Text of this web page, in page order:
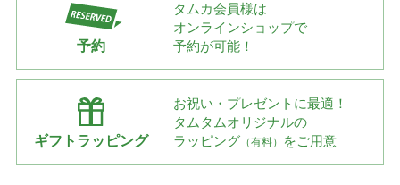
予約
タムカ会員様は
オンラインショップで
予約が可能！
ギフトラッピング
お祝い・プレゼントに最適！
タムタムオリジナルの
ラッピング （有料） をご用意